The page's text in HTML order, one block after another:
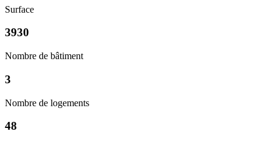
Surface
3930
Nombre de bâtiment
3
Nombre de logements
48